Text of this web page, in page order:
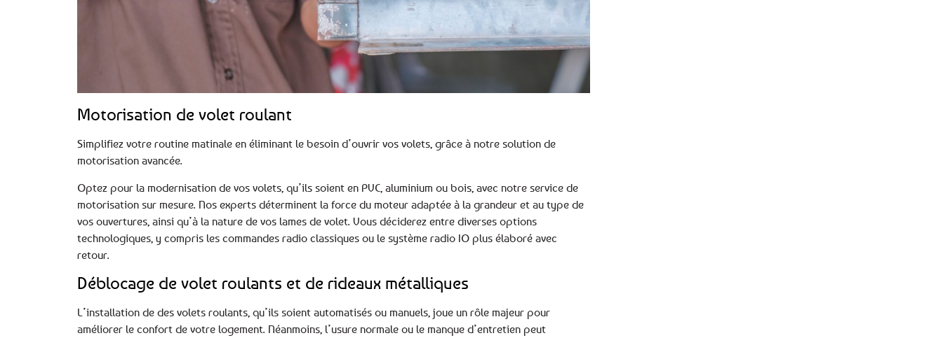
Motorisation de volet roulant
Simplifiez votre routine matinale en éliminant le besoin d’ouvrir vos volets, grâce à notre solution de
motorisation avancée.
Optez pour la modernisation de vos volets, qu’ils soient en PVC, aluminium ou bois, avec notre service de
motorisation sur mesure. Nos experts déterminent la force du moteur adaptée à la grandeur et au type de
vos ouvertures, ainsi qu’à la nature de vos lames de volet. Vous déciderez entre diverses options
technologiques, y compris les commandes radio classiques ou le système radio IO plus élaboré avec
retour.
Déblocage de volet roulants et de rideaux métalliques
L’installation de des volets roulants, qu’ils soient automatisés ou manuels, joue un rôle majeur pour
améliorer le confort de votre logement. Néanmoins, l’usure normale ou le manque d’entretien peut